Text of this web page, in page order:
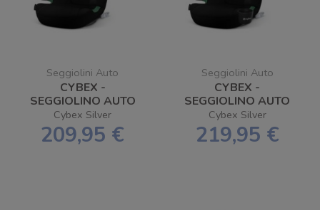
Seggiolini Auto
CYBEX -
SEGGIOLINO AUTO
SOLUTION B3 I-FIX -
SPEDIZIONE
GRATUITA
Cybex Silver
209,95 €
Seggiolini Auto
CYBEX -
SEGGIOLINO AUTO
SOLUTION B4 I-FIX -
SPEDIZIONE
GRATUITA
Cybex Silver
219,95 €